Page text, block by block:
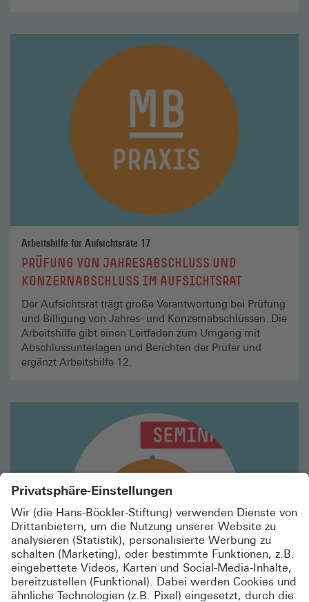
Arbeitshilfe für Aufsichtsräte 17
PRÜFUNG VON JAHRESABSCHLUSS UND
KONZERNABSCHLUSS IM AUFSICHTSRAT
Der Aufsichtsrat trägt große Verantwortung bei Prüfung
und Billigung von Jahres- und Konzernabschlüssen. Die
Arbeitshilfe gibt einen Leitfaden zum Umgang mit
Abschlussunterlagen und Berichten der Prüfer und
ergänzt Arbeitshilfe 12.